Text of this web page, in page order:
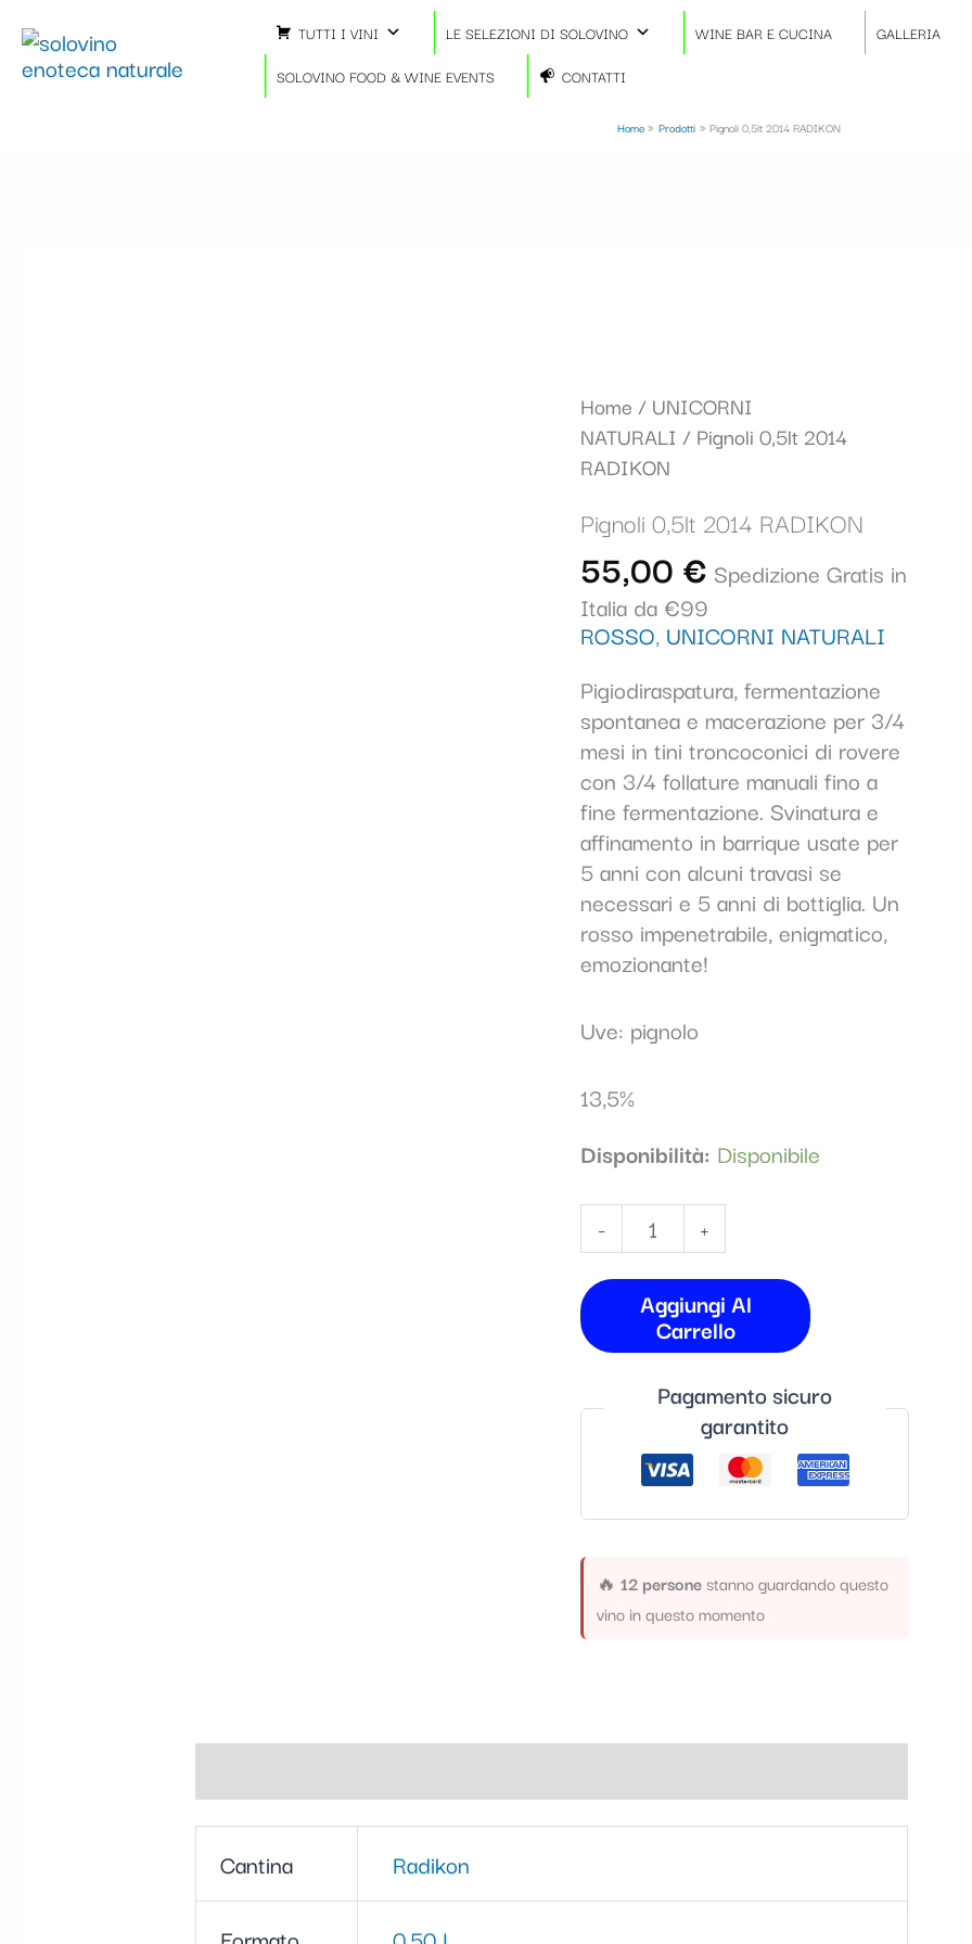
contenuto
TUTTI I VINI LE SELEZIONI DI SOLOVINO WINE BAR E CUCINA
GALLERIA
SOLOVINO FOOD & WINE EVENTS
CONTATTI
Home Prodotti Pignoli 0,5lt 2014 RADIKON
Home / UNICORNI
NATURALI / Pignoli 0,5lt 2014
RADIKON
Pignoli 0,5lt 2014 RADIKON
55,00 € Spedizione Gratis in
Italia da €99
ROSSO, UNICORNI NATURALI
Pigiodiraspatura, fermentazione
spontanea e macerazione per 3/4
mesi in tini troncoconici di rovere
con 3/4 follature manuali fino a
fine fermentazione. Svinatura e
affinamento in barrique usate per
5 anni con alcuni travasi se
necessari e 5 anni di bottiglia. Un
rosso impenetrabile, enigmatico,
emozionante!
Uve: pignolo
13,5%
Disponibilità: Disponibile
-
Pignoli
0,5lt
2014
quantità
+
Aggiungi Al
Carrello
Pagamento sicuro
garantito
🔥12 personestanno guardando questo
vino in questo momento
Cantina Radikon